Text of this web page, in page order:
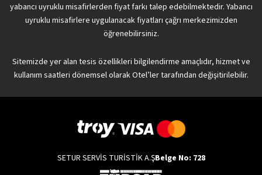
yabancı uyruklu misafirlerden fiyat farkı talep edebilmektedir. Yabancı
uyruklu misafirlere uygulanacak fiyatları çağrı merkezimizden
öğrenebilirsiniz.
Sitemizde yer alan tesis özellikleri bilgilendirme amaçlıdır, hizmet ve
kullanım saatleri dönemsel olarak Otel’ler tarafından değişitirilebilir.
SETUR SERVİS TURİSTİK A.ŞBelge No: 728